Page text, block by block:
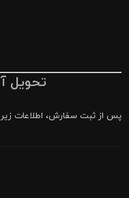
تحویل
پس از ثبت سفارش، اطلاعات